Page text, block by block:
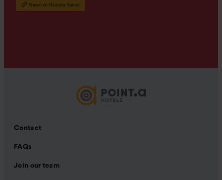
Museo de Historia Natural
Contact
FAQs
Join our team